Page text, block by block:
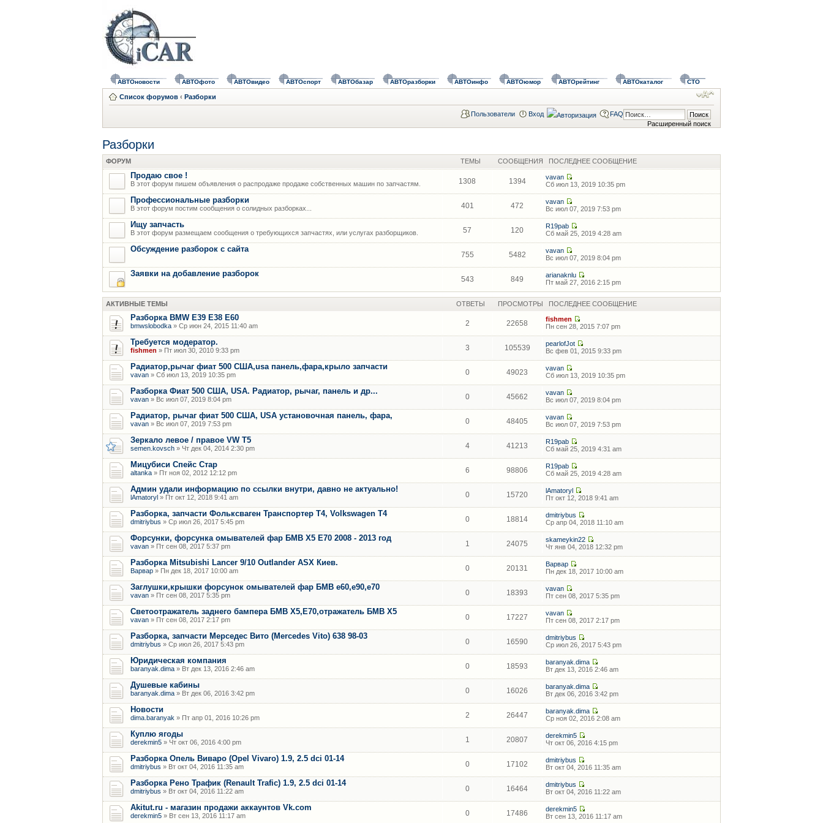
АВТОновости АВТОфото АВТОвидео АВТОспорт АВТОбазар АВТОразборки АВТОинфо АВТОюмор АВТОрейтинг АВТОкаталог СТО
Список форумов ‹ Разборки
Расширенный поиск
Пользователи Вход FAQ
Разборки
ФОРУМ ТЕМЫ СООБЩЕНИЯ ПОСЛЕДНЕЕ СООБЩЕНИЕ
Продаю свое !
В этот форум пишем объявления о распродаже продаже собственных машин по запчастям. 1308 1394
vavan
Сб июл 13, 2019 10:35 pm
Профессиональные разборки
В этот форум постим сообщения о солидных разборках... 401 472
vavan
Вс июл 07, 2019 7:53 pm
Ищу запчасть
В этот форум размещаем сообщения о требующихся запчастях, или услугах разборщиков. 57 120
R19pab
Сб май 25, 2019 4:28 am
Обсуждение разборок с сайта
755 5482
vavan
Вс июл 07, 2019 8:04 pm
Заявки на добавление разборок
543 849
arianaknlu
Пт май 27, 2016 2:15 pm
АКТИВНЫЕ ТЕМЫ ОТВЕТЫ ПРОСМОТРЫ ПОСЛЕДНЕЕ СООБЩЕНИЕ
Разборка BMW E39 E38 E60
bmwslobodka » Ср июн 24, 2015 11:40 am 2 22658
fishmen
Пн сен 28, 2015 7:07 pm
Требуется модератор.
fishmen » Пт июл 30, 2010 9:33 pm 3 105539
pearlofJot
Вс фев 01, 2015 9:33 pm
Радиатор,рычаг фиат 500 США,usa панель,фара,крыло запчасти
vavan » Сб июл 13, 2019 10:35 pm 0 49023
vavan
Сб июл 13, 2019 10:35 pm
Разборка Фиат 500 США, USA. Радиатор, рычаг, панель и др...
vavan » Вс июл 07, 2019 8:04 pm 0 45662
vavan
Вс июл 07, 2019 8:04 pm
Радиатор, рычаг фиат 500 США, USA установочная панель, фара,
vavan » Вс июл 07, 2019 7:53 pm 0 48405
vavan
Вс июл 07, 2019 7:53 pm
Зеркало левое / правое VW T5
semen.kovsch » Чт дек 04, 2014 2:30 pm 4 41213
R19pab
Сб май 25, 2019 4:31 am
Мицубиси Спейс Стар
altanka » Пт ноя 02, 2012 12:12 pm 6 98806
R19pab
Сб май 25, 2019 4:28 am
Админ удали информацию по ссылки внутри, давно не актуально!
lAmatoryl » Пт окт 12, 2018 9:41 am 0 15720
lAmatoryl
Пт окт 12, 2018 9:41 am
Разборка, запчасти Фольксваген Транспортер Т4, Volkswagen T4
dmitriybus » Ср июл 26, 2017 5:45 pm 0 18814
dmitriybus
Ср апр 04, 2018 11:10 am
Форсунки, форсунка омывателей фар БМВ Х5 Е70 2008 - 2013 год
vavan » Пт сен 08, 2017 5:37 pm 1 24075
skameykin22
Чт янв 04, 2018 12:32 pm
Разборка Mitsubishi Lancer 9/10 Outlander ASX Киев.
Варвар » Пн дек 18, 2017 10:00 am 0 20131
Варвар
Пн дек 18, 2017 10:00 am
Заглушки,крышки форсунок омывателей фар БМВ е60,е90,е70
vavan » Пт сен 08, 2017 5:35 pm 0 18393
vavan
Пт сен 08, 2017 5:35 pm
Светоотражатель заднего бампера БМВ Х5,Е70,отражатель БМВ Х5
vavan » Пт сен 08, 2017 2:17 pm 0 17227
vavan
Пт сен 08, 2017 2:17 pm
Разборка, запчасти Мерседес Вито (Mercedes Vito) 638 98-03
dmitriybus » Ср июл 26, 2017 5:43 pm 0 16590
dmitriybus
Ср июл 26, 2017 5:43 pm
Юридическая компания
baranyak.dima » Вт дек 13, 2016 2:46 am 0 18593
baranyak.dima
Вт дек 13, 2016 2:46 am
Душевые кабины
baranyak.dima » Вт дек 06, 2016 3:42 pm 0 16026
baranyak.dima
Вт дек 06, 2016 3:42 pm
Новости
dima.baranyak » Пт апр 01, 2016 10:26 pm 2 26447
baranyak.dima
Ср ноя 02, 2016 2:08 am
Куплю ягоды
derekmin5 » Чт окт 06, 2016 4:00 pm 1 20807
derekmin5
Чт окт 06, 2016 4:15 pm
Разборка Опель Виваро (Opel Vivaro) 1.9, 2.5 dci 01-14
dmitriybus » Вт окт 04, 2016 11:35 am 0 17102
dmitriybus
Вт окт 04, 2016 11:35 am
Разборка Рено Трафик (Renault Trafic) 1.9, 2.5 dci 01-14
dmitriybus » Вт окт 04, 2016 11:22 am 0 16464
dmitriybus
Вт окт 04, 2016 11:22 am
Akitut.ru - магазин продажи аккаунтов Vk.com
derekmin5 » Вт сен 13, 2016 11:17 am 0 17486
derekmin5
Вт сен 13, 2016 11:17 am